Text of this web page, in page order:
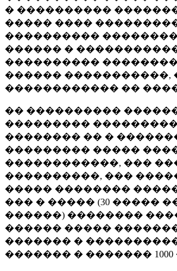
� ����������
����� ����
����������
������ �
����������
������ �����������,
������������ ��
�� ����������
���������
�������� �� �
��������� �����
������������, ���
����������, ���
����� ��������
��� � ����� (30 �����
������) ��������
������ �����
������� �
������� � �������